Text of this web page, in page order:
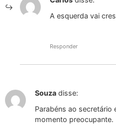
A esquerda vai
Responder
Souza disse:
Parabéns ao
momento preocupante.